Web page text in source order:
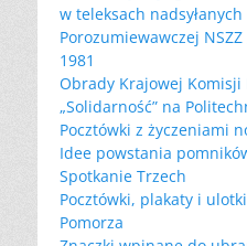
w teleksach
Porozumiewawczej
1981
Obrady Krajowej Komisji
„Solidarność” na
Pocztówki z życzeniami
Idee powstania
Spotkanie Trzech
Pocztówki, plakaty i
Pomorza